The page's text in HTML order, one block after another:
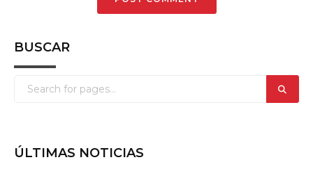
BUSCAR
ÚLTIMAS NOTICIAS